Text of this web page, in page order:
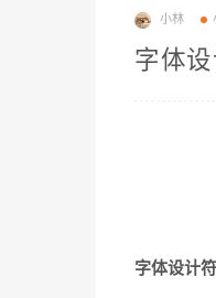
小林
字体
字体设计